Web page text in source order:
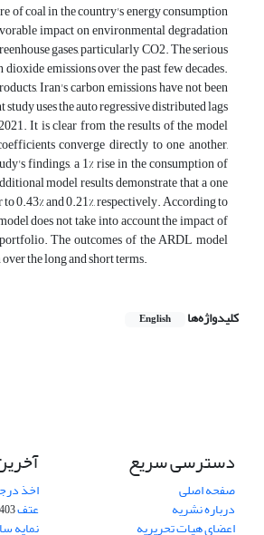
of coal in the country's energy consumption
impact on environmental degradation
gases, particularly CO2. The serious
emissions over the past few decades.
Iran's carbon emissions have not been
uses the auto regressive distributed lags
It is clear from the results of the model
converge directly to one another,
findings, a 1% rise in the consumption of
model results demonstrate that a one
0.43% and 0.21%, respectively. According to
does not take into account the impact of
The outcomes of the ARDL model
the long and short terms.
کلیدواژه‌ها English
دسترسی سریع
صفحه اصلی
درباره نشریه
اعضای هیات تحریریه
اخذ
عتف08-15
نمایه